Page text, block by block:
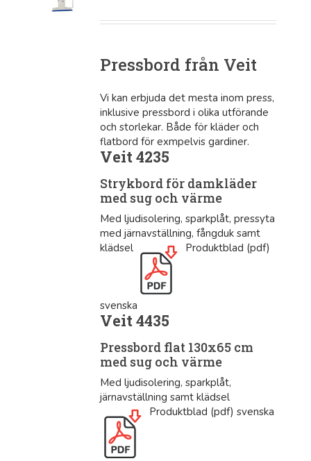
Pressbord från Veit
Vi kan erbjuda det mesta inom press,
inklusive pressbord i olika utförande
och storlekar. Både för kläder och
flatbord för exmpelvis gardiner.
Veit 4235
Strykbord för damkläder
med sug och värme
Med ljudisolering, sparkplåt, pressyta
med järnavställning, fångduk samt
klädsel
Produktblad (pdf)
svenska
Veit 4435
Pressbord flat 130x65 cm
med sug och värme
Med ljudisolering, sparkplåt,
järnavställning samt klädsel
Produktblad (pdf) svenska